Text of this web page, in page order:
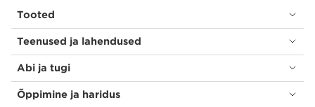
Tooted
Teenused ja lahendused
Abi ja tugi
Õppimine ja haridus